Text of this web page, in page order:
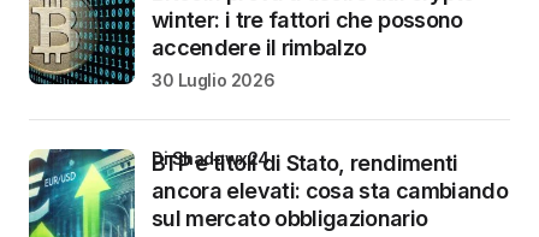
winter: i tre fattori che possono
accendere il rimbalzo
30 Luglio 2026
BTP e titoli di Stato, rendimenti
ancora elevati: cosa sta cambiando
sul mercato obbligazionario
di Shadowx24